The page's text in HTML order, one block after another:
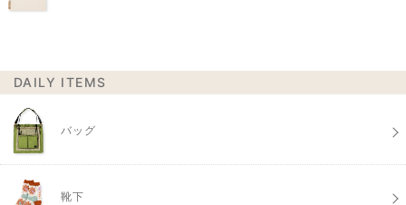
DAILY ITEMS
バッグ
靴下